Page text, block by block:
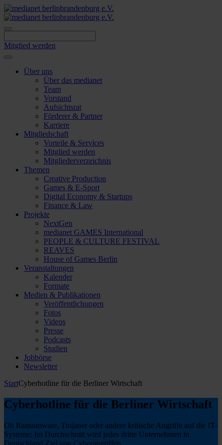
Skip
to
content
Mitglied werden
Über uns
Über das medianet
Team
Vorstand
Aufsichtsrat
Förderer & Partner
Karriere
Mitgliedschaft
Vorteile & Services
Mitglied werden
Mitgliederverzeichnis
Themen
Creative Production
Games & E-Sport
Digital Economy & Startups
Finance & Law
Projekte
NextGen
medianet GAMES International
PEOPLE & CULTURE FESTIVAL
REAVES
House of Games Berlin
Veranstaltungen
Kalender
Formate
Medien & Publikationen
Veröffentlichungen
Fotos
Videos
Presse
Podcasts
Studien
Jobbörse
Newsletter
StartCyberhotline für die Berliner Wirtschaft
Cyberhotline für die Berliner Wirtschaft
Ob Ransomware, Trojaner oder andere kritische Angriffe auf die IT-
Systeme: Im Durchschnitt wird jedes dritte Unternehmen in
Deutschland Ziel von Cyberangriffen.